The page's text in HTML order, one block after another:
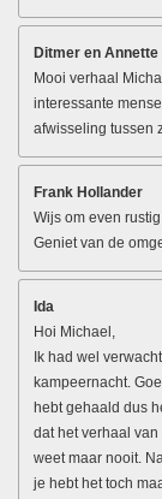
Ditmer en
Mooi verhaal
interessante
afwisseling tussen
Frank Hollander
Wijs om even
Geniet van de
Ida
Hoi Michael,
Ik had wel
kampeernacht.
hebt gehaald dus
dat het verhaal
weet maar nooit.
je hebt het toch